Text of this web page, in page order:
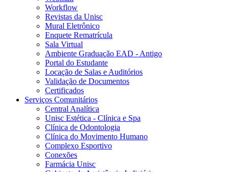
Workflow
Revistas da Unisc
Mural Eletrônico
Enquete Rematrícula
Sala Virtual
Ambiente Graduação EAD - Antigo
Portal do Estudante
Locação de Salas e Auditórios
Validação de Documentos
Certificados
Serviços Comunitários
Central Analítica
Unisc Estética - Clínica e Spa
Clínica de Odontologia
Clínica do Movimento Humano
Complexo Esportivo
Conexões
Farmácia Unisc